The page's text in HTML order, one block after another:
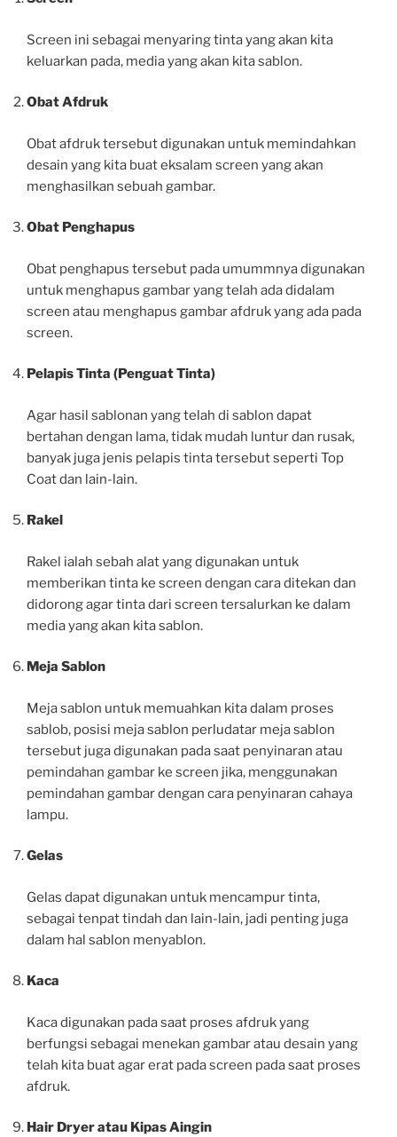
Screen ini sebagai menyaring tinta yang akan kita
keluarkan pada, media yang akan kita sablon.
Obat Afdruk
Obat afdruk tersebut digunakan untuk memindahkan
desain yang kita buat eksalam screen yang akan
menghasilkan sebuah gambar.
Obat Penghapus
Obat penghapus tersebut pada umummnya digunakan
untuk menghapus gambar yang telah ada didalam
screen atau menghapus gambar afdruk yang ada pada
screen.
Pelapis Tinta (Penguat Tinta)
Agar hasil sablonan yang telah di sablon dapat
bertahan dengan lama, tidak mudah luntur dan rusak,
banyak juga jenis pelapis tinta tersebut seperti Top
Coat dan lain-lain.
Rakel
Rakel ialah sebah alat yang digunakan untuk
memberikan tinta ke screen dengan cara ditekan dan
didorong agar tinta dari screen tersalurkan ke dalam
media yang akan kita sablon.
Meja Sablon
Meja sablon untuk memuahkan kita dalam proses
sablob, posisi meja sablon perludatar meja sablon
tersebut juga digunakan pada saat penyinaran atau
pemindahan gambar ke screen jika, menggunakan
pemindahan gambar dengan cara penyinaran cahaya
lampu.
Gelas
Gelas dapat digunakan untuk mencampur tinta,
sebagai tenpat tindah dan lain-lain, jadi penting juga
dalam hal sablon menyablon.
Kaca
Kaca digunakan pada saat proses afdruk yang
berfungsi sebagai menekan gambar atau desain yang
telah kita buat agar erat pada screen pada saat proses
afdruk.
Hair Dryer atau Kipas Aingin